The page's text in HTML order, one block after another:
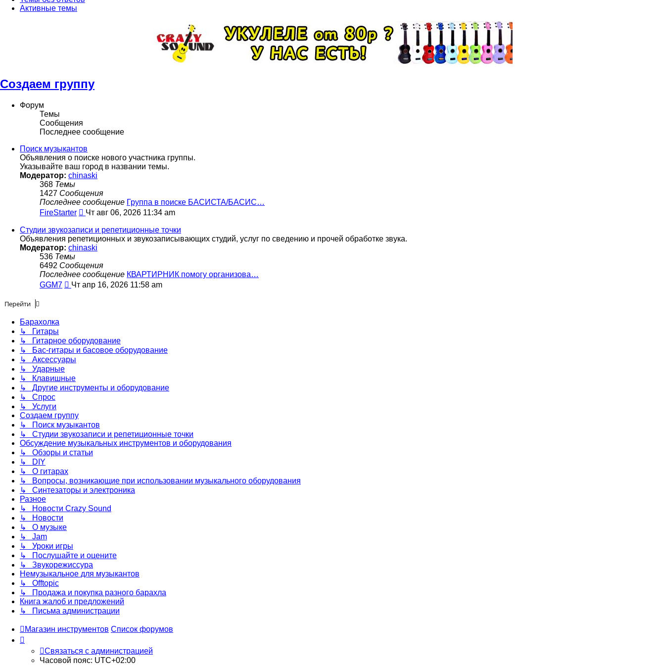
Активные темы
Создаем группу
Форум
Темы
Сообщения
Последнее сообщение
Поиск музыкантов
Объявления о поиске нового участника группы.
Указывайте ваш город в названии темы.
Модератор: chinaski
368 Темы
1427 Сообщения
Последнее сообщение Группа в поиске БАСИСТА/БАСИС…
FireStarter
Перейти
последнему
сообщению
Чт авг 06, 2026 11:34 am
Студии звукозаписи и репетиционные точки
Объявления репетиционных и звукозаписывающих студий, услуг по сведению и прочей обработке звука.
Модератор: chinaski
536 Темы
6492 Сообщения
Последнее сообщение КВАРТИРНИК помогу организова…
GGM7
Перейти
Чт апр 16, 2026 11:58 am
Перейти
Барахолка
↳ Гитары
↳ Гитарное оборудование
↳ Бас-гитары и басовое оборудование
↳ Аксессуары
↳ Ударные
↳ Клавишные
↳ Другие инструменты и оборудование
↳ Спрос
↳ Услуги
Создаем группу
↳ Поиск музыкантов
↳ Студии звукозаписи и репетиционные точки
Обсуждение музыкальных инструментов и оборудования
↳ Обзоры и статьи
↳ DIY
↳ О гитарах
↳ Вопросы, возникающие при использовании музыкального оборудования
↳ Синтезаторы и электроника
Разное
↳ Новости Crazy Sound
↳ Новости
↳ О музыке
↳ Jam
↳ Уроки игры
↳ Послушайте и оцените
↳ Звукорежиссура
Немузыкальное для музыкантов
↳ Offtopic
↳ Продажа и покупка разного барахла
Книга жалоб и предложений
↳ Письма администрации
Магазин инструментов Список форумов
Связаться с администрацией
Часовой пояс: UTC+02:00